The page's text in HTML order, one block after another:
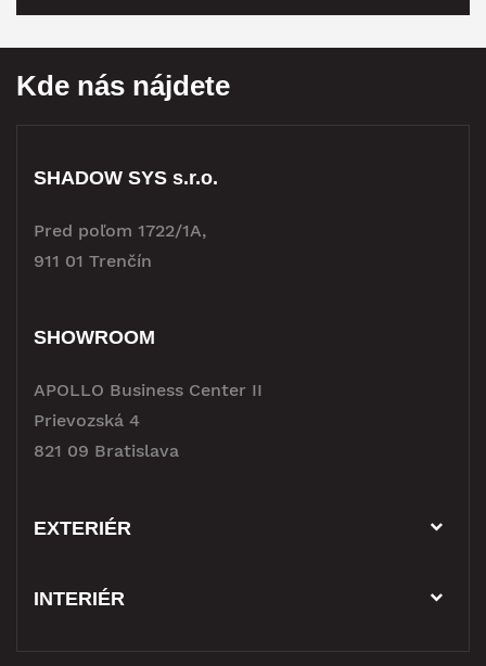
Kde nás nájdete
SHADOW SYS s.r.o.
Pred poľom 1722/1A,
911 01 Trenčín
SHOWROOM
APOLLO Business Center II
Prievozská 4
821 09 Bratislava
EXTERIÉR
INTERIÉR